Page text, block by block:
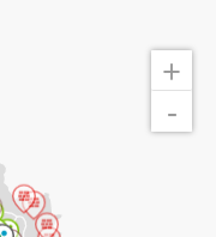
+
-